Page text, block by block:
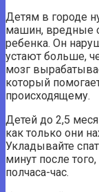
Детям в городе
машин, вредные
ребенка. Он
устают больше,
мозг
который
происходящему.
Детей до 2,5
как только они
Укладывайте
минут после
полчаса-час.